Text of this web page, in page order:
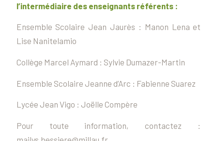
l’intermédiaire des enseignants référents :
Ensemble Scolaire Jean Jaurès : Manon Lena et
Lise Nanitelamio
Collège Marcel Aymard : Sylvie Dumazer-Martin
Ensemble Scolaire Jeanne d’Arc : Fabienne Suarez
Lycée Jean Vigo : Joëlle Compère
Pour toute information, contactez :